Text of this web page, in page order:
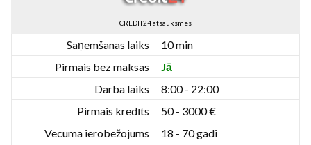
CREDIT24 atsauksmes
Saņemšanas laiks
10 min
Pirmais bez maksas
Jā
Darba laiks
8:00 - 22:00
Pirmais kredīts
50 - 3000 €
Vecuma ierobežojums
18 - 70 gadi